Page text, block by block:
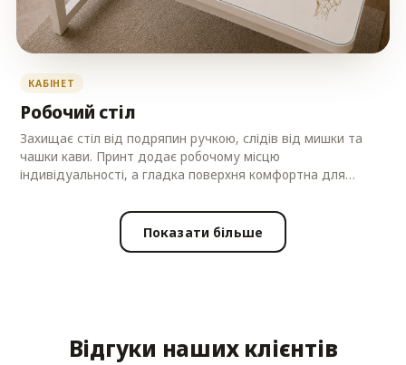
КАБІНЕТ
Робочий стіл
Захищає стіл від подряпин ручкою, слідів від мишки та
чашки кави. Принт додає робочому місцю
індивідуальності, а гладка поверхня комфортна для
Показати більше
Відгуки наших клієнтів